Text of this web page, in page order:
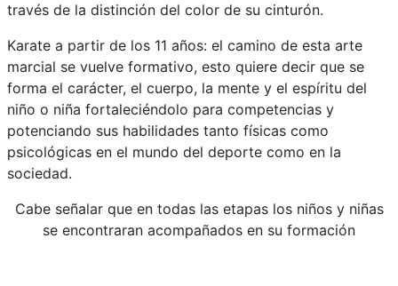
través de la distinción del color de su cinturón.
Karate a partir de los 11 años: el camino de esta arte
marcial se vuelve formativo, esto quiere decir que se
forma el carácter, el cuerpo, la mente y el espíritu del
niño o niña fortaleciéndolo para competencias y
potenciando sus habilidades tanto físicas como
psicológicas en el mundo del deporte como en la
sociedad.
Cabe señalar que en todas las etapas los niños y niñas
se encontraran acompañados en su formación